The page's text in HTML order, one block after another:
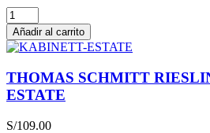
RETHINK
RIESLING
750
ml
cantidad
Añadir al carrito
THOMAS SCHMITT
ESTATE
S/109.00